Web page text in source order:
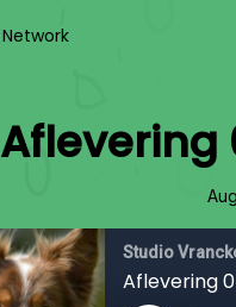
Network
Aflevering
Studio
Aflevering